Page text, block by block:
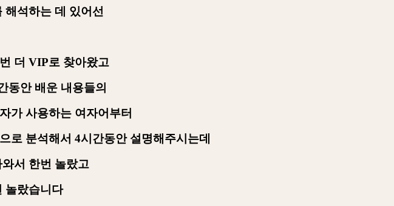
해석하는 데 있어선
더 VIP로 찾아왔고
동안 배운 내용들의
가 사용하는 여자어부터
로 분석해서 4시간동안 설명해주시는데
서 한번 놀랐고
놀랐습니다